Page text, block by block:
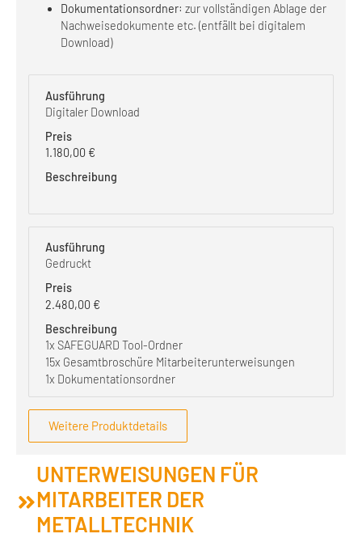
Dokumentationsordner: zur vollständigen Ablage der
Nachweisedokumente etc. (entfällt bei digitalem
Download)
Digitaler Download
1.180,00 €
Gedruckt
2.480,00 €
1x SAFEGUARD Tool-Ordner
15x Gesamtbroschüre Mitarbeiterunterweisungen
1x Dokumentationsordner
Weitere Produktdetails
UNTERWEISUNGEN FÜR
MITARBEITER DER
METALLTECHNIK